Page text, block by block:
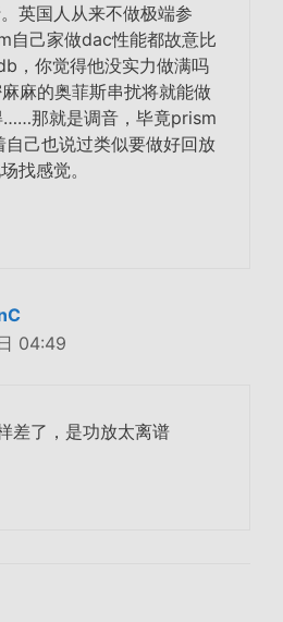
英国人从来不做极端参
自己家做dac性能都故意比
，你觉得他没实力做满吗
麻麻的奥菲斯串扰将就能做
那就是调音，毕竟prism
己也说过类似要做好回放
找感觉。
04:49
差了，是功放太离谱